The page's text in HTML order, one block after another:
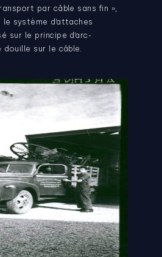
par câble sans fin »,
système d’attaches
sur le principe d’arc-
douille sur le câble.